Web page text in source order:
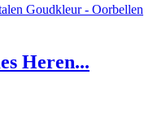
Heren...